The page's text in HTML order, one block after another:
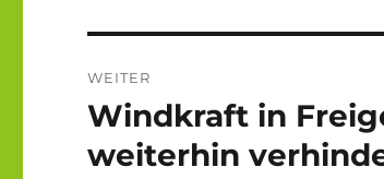
WEITER
Nächster
Beitrag:
Windkraft in
weiterhin